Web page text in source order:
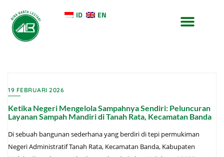
ID EN
19 FEBRUARI 2026
Ketika Negeri Mengelola Sampahnya Sendiri: Peluncuran
Layanan Sampah Mandiri di Tanah Rata, Kecamatan Banda
Di sebuah bangunan sederhana yang berdiri di tepi permukiman
Negeri Administratif Tanah Rata, Kecamatan Banda, Kabupaten